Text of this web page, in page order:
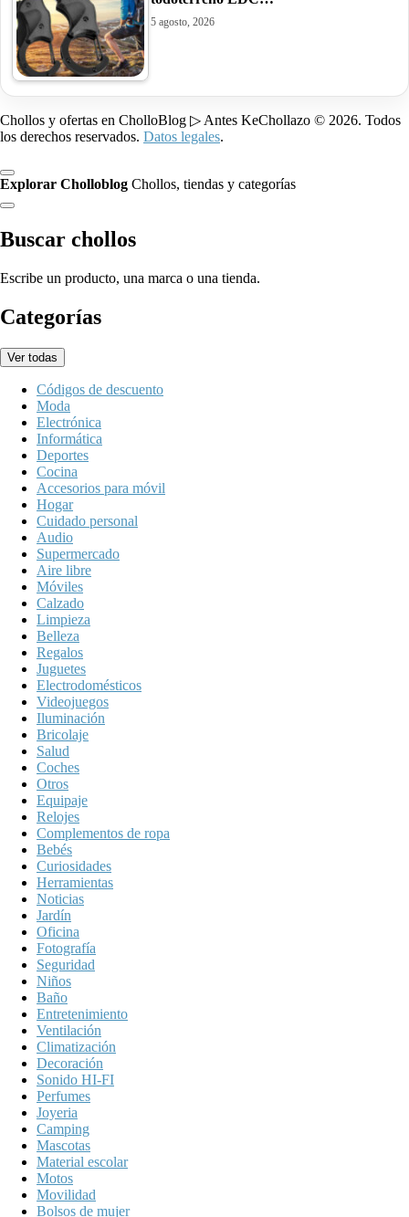
5 agosto, 2026
Chollos y ofertas en CholloBlog ▷ Antes KeChollazo © 2026. Todos
los derechos reservados. Datos legales.
Explorar Cholloblog Chollos, tiendas y categorías
Buscar chollos
Escribe un producto, una marca o una tienda.
Categorías
Ver todas
Códigos de descuento
Moda
Electrónica
Informática
Deportes
Cocina
Accesorios para móvil
Hogar
Cuidado personal
Audio
Supermercado
Aire libre
Móviles
Calzado
Limpieza
Belleza
Regalos
Juguetes
Electrodomésticos
Videojuegos
Iluminación
Bricolaje
Salud
Coches
Otros
Equipaje
Relojes
Complementos de ropa
Bebés
Curiosidades
Herramientas
Noticias
Jardín
Oficina
Fotografía
Seguridad
Niños
Baño
Entretenimiento
Ventilación
Climatización
Decoración
Sonido HI-FI
Perfumes
Joyeria
Camping
Mascotas
Material escolar
Motos
Movilidad
Bolsos de mujer